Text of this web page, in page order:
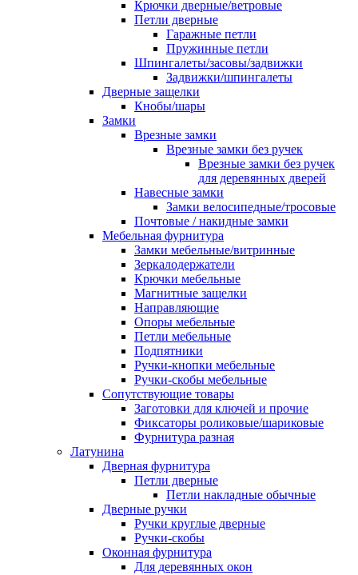
Крючки дверные/ветровые
Петли дверные
Гаражные петли
Пружинные петли
Шпингалеты/засовы/задвижки
Задвижки/шпингалеты
Дверные защелки
Кнобы/шары
Замки
Врезные замки
Врезные замки без ручек
Врезные замки без ручек
для деревянных дверей
Навесные замки
Замки велосипедные/тросовые
Почтовые / накидные замки
Мебельная фурнитура
Замки мебельные/витринные
Зеркалодержатели
Крючки мебельные
Магнитные защелки
Направляющие
Опоры мебельные
Петли мебельные
Подпятники
Ручки-кнопки мебельные
Ручки-скобы мебельные
Сопутствующие товары
Заготовки для ключей и прочие
Фиксаторы роликовые/шариковые
Фурнитура разная
Латунина
Дверная фурнитура
Петли дверные
Петли накладные обычные
Дверные ручки
Ручки круглые дверные
Ручки-скобы
Оконная фурнитура
Для деревянных окон